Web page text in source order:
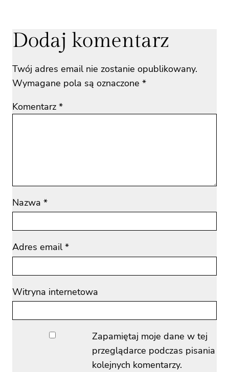
Dodaj komentarz
Twój adres email nie zostanie opublikowany.
Wymagane pola są oznaczone *
Komentarz *
Nazwa *
Adres email*
Witryna internetowa
Zapamiętaj moje dane w tej
przeglądarce podczas pisania
kolejnych komentarzy.